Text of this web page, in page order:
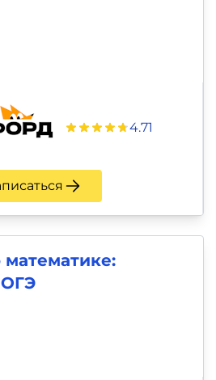
4.71
математике:
ОГЭ